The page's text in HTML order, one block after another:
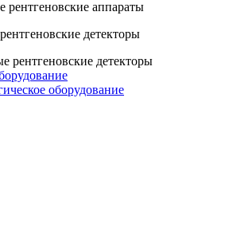
детекторы
оборудование